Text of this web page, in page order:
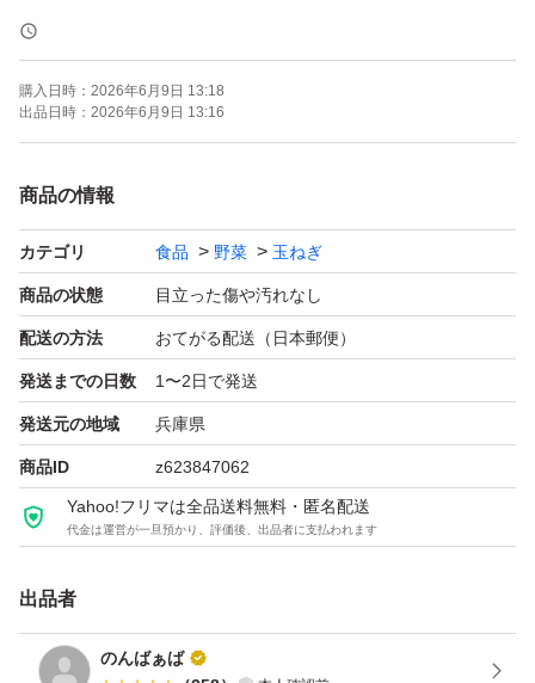
購入日時： 2026年6月9日 13:18
出品日時： 2026年6月9日 13:16
商品の情報
カテゴリ 食品 野菜 玉ねぎ
商品の状態 目立った傷や汚れなし
配送の方法 おてがる配送（日本郵便）
発送までの日数 1〜2日で発送
発送元の地域 兵庫県
商品ID z623847062
Yahoo!フリマは全品送料無料・匿名配送
代金は運営が一旦預かり、評価後、出品者に支払われます
出品者
のんばぁば